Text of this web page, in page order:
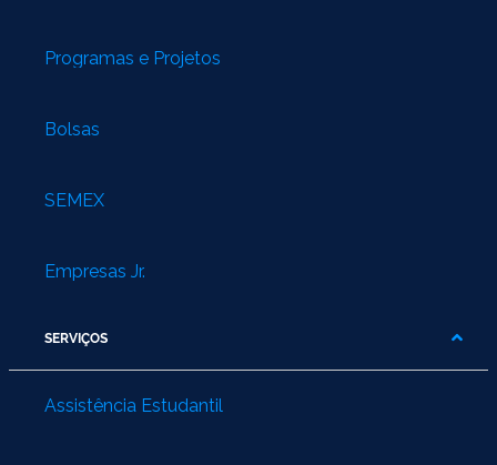
Programas e Projetos
Bolsas
SEMEX
Empresas Jr.
SERVIÇOS
Assistência Estudantil